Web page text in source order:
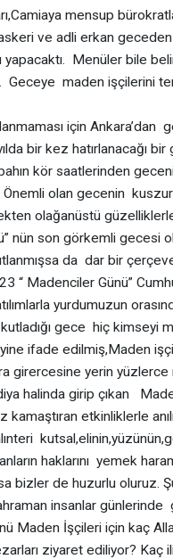
mensup
ve adli erkan geceden
yapacaktı. Menüler bile
Geceye maden işçilerini
için Ankara’dan
bir kez hatırlanacağı bir
kör saatlerinden
Önemli olan gecenin
olağanüstü
nün son görkemli gecesi
da dar bir
“ Madenciler Günü”
yurdumuzun
gece hiç kimseyi
ifade edilmiş,Maden
girercesine yerin
halinda girip çıkan
etkinliklerle
haklarını yemek
bizler de huzurlu oluruz.
insanlar
Maden İşçileri için kaç
ziyaret ediliyor? Kaç